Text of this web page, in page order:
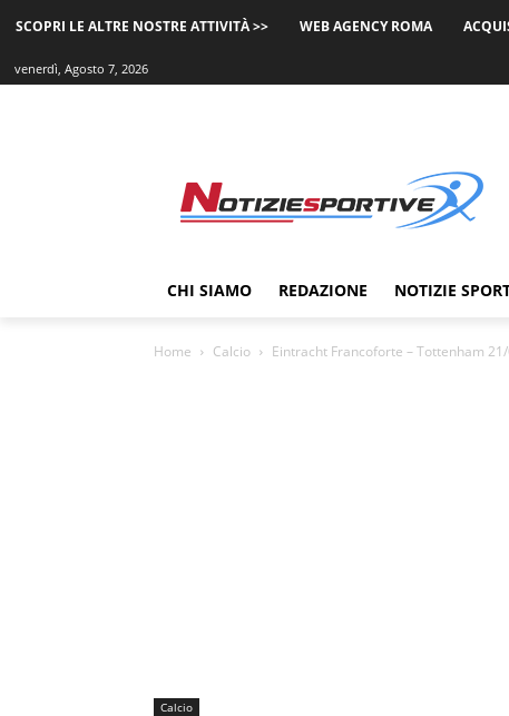
SCOPRI LE ALTRE NOSTRE ATTIVITÀ >> WEB AGENCY ROMA
venerdì, Agosto 7, 2026
CHI SIAMO REDAZIONE NOTIZIE
Home Calcio Eintracht Francoforte – Tottenham
Calcio